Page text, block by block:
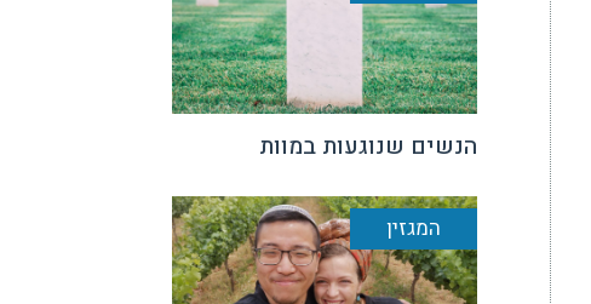
הנשים שנוגעות במוות
המגזין